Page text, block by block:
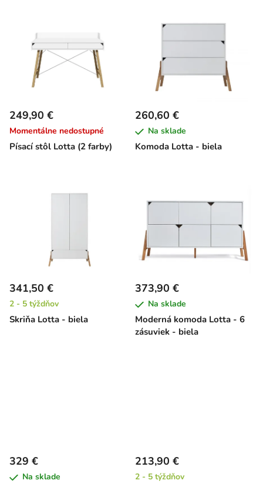
Písací stôl Lotta (2 farby)
249,90 €
Momentálne nedostupné
Komoda Lotta - biela
260,60 €
Na sklade
Skriňa Lotta - biela
341,50 €
2 - 5 týždňov
Moderná komoda Lotta - 6
zásuviek - biela
373,90 €
Na sklade
329 €
Na sklade
213,90 €
2 - 5 týždňov